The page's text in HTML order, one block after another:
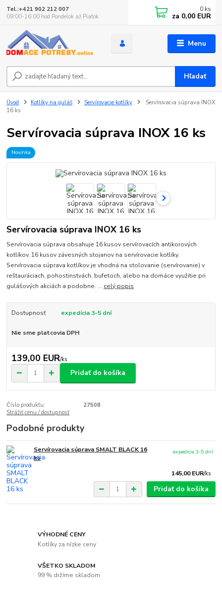
Menu
Hľadať
Tel.:+421 902 212 007
09:00-16:00 hod Pondelok až Piatok
0 ks
za 0,00 EUR
Úvod Kotlíky na guláš Servírovacie kotlíky
Servírovacia súprava INOX
16 ks
Servírovacia súprava INOX 16 ks
Novinka
Servírovacia súprava INOX 16 ks
Servírovacia súprava obsahuje 16 kusov servírovacích antikorových
kotlíkov, 16 kusov závesných stojanov na servírovacie kotlíky.
Servírovacia súprava kotlíkov je vhodná na stolovanie (servírovanie) v
reštauráciach, pohostinstvách, bufetoch, alebo na domáce využitie pri
gulášových akciách a podobne. ... celý popis
Dostupnosť expedícia 3-5 dní
Nie sme platcovia DPH
139,00 EUR/ks
Pridať do košíka
Číslo produktu:
27508
Strážiť cenu / dostupnosť
Podobné produkty
Servírovacia súprava SMALT BLACK 16
ks
145,00 EUR/ks
expedícia 3-5 dní
Pridať do košíka
VÝHODNÉ CENY
Kotlíky za nízke ceny
VŠETKO SKLADOM
99 % držíme skladom